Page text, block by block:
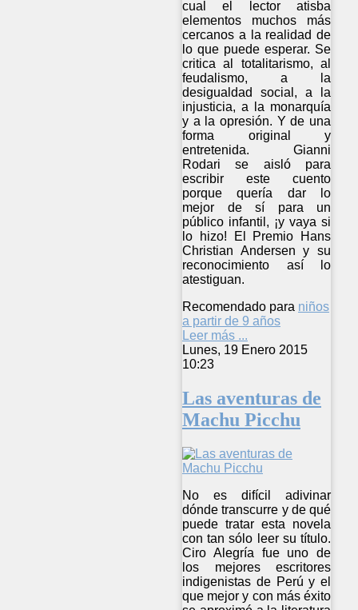
cual el lector atisba
elementos muchos más
cercanos a la realidad de
lo que puede esperar. Se
critica al totalitarismo, al
feudalismo, a la
desigualdad social, a la
injusticia, a la monarquía
y a la opresión. Y de una
forma original y
entretenida. Gianni
Rodari se aisló para
escribir este cuento
porque quería dar lo
mejor de sí para un
público infantil, ¡y vaya si
lo hizo! El Premio Hans
Christian Andersen y su
reconocimiento así lo
atestiguan.
Recomendado para niños
a partir de 9 años
Leer más ...
Lunes, 19 Enero 2015
10:23
Las aventuras de
Machu Picchu
No es difícil adivinar
dónde transcurre y de qué
puede tratar esta novela
con tan sólo leer su título.
Ciro Alegría fue uno de
los mejores escritores
indigenistas de Perú y el
que mejor y con más éxito